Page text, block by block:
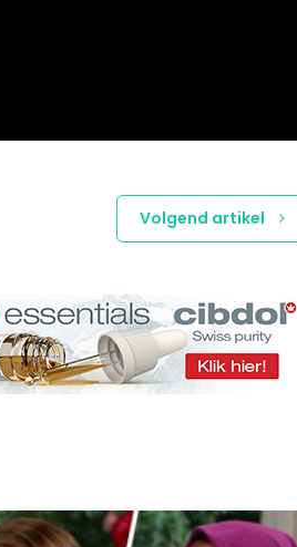
Volgend artikel